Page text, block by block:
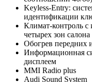
Keyless-Entry:
идентификации
Климат-контроль с
четырех зон салона
Обогрев передних
Информационная
дисплеем
MMI Radio plus
Audi Sound System